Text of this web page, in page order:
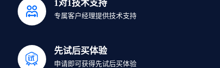
1对1技术支持
专属客户经理提供技术支持
先试后买体验
申请即可获得先试后买体验